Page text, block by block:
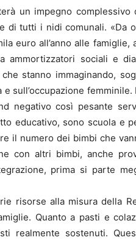
un impegno complessivo
tutti i nidi comunali. «Da
euro all’anno alle famiglie,
ammortizzatori sociali e
stanno immaginando,
sull’occupazione
negativo così pesante
educativo, sono scuola e
il numero dei bimbi che
con altri bimbi, anche
prima si parte
risorse alla misura della
Quanto a pasti e
realmente sostenuti.